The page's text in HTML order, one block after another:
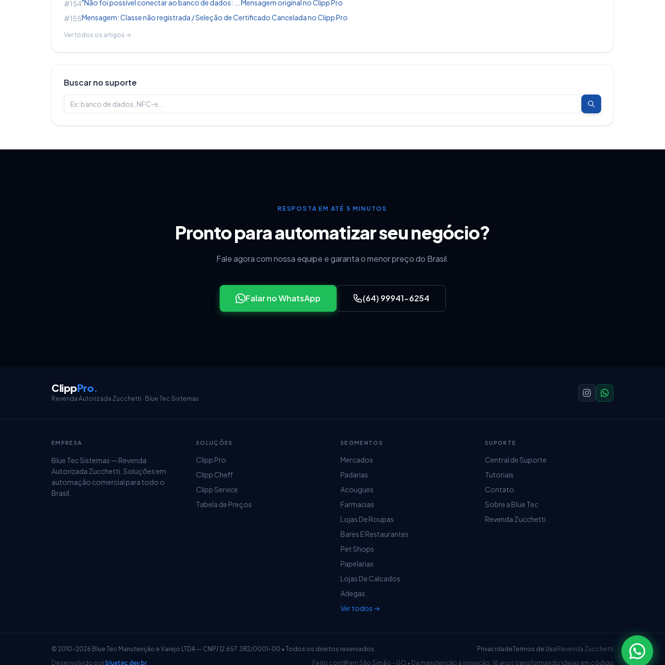
Relatórios Compras e Vendas (NF Compra e NF Venda)
Relatórios Caixa/Livro Caixa
Relatórios Contas a Receber e Contas a pagar
Receber
Pagar
#154"Não foi possível conectar ao banco de dados: ... Mensagem original no Clipp Pro
#155Mensagem: Classe não registrada / Seleção de Certificado Cancelada no Clipp Pro
Ver todos os artigos →
Buscar no suporte
RESPOSTA EM ATÉ 5 MINUTOS
Pronto para automatizar seu negócio?
Fale agora com nossa equipe e garanta o menor preço do Brasil.
Falar no WhatsApp (64) 99941-6254
ClippPro.
Revenda Autorizada Zucchetti · Blue Tec Sistemas
EMPRESA
Blue Tec Sistemas — Revenda
Autorizada Zucchetti. Soluções em
automação comercial para todo o
Brasil.
SOLUÇÕES
Clipp Pro
Clipp Cheff
Clipp Service
Tabela de Preços
SEGMENTOS
Mercados
Padarias
Acougues
Farmacias
Lojas De Roupas
Bares E Restaurantes
Pet Shops
Papelarias
Lojas De Calcados
Adegas
Ver todos →
SUPORTE
Central de Suporte
Tutoriais
Contato
Sobre a Blue Tec
Revenda Zucchetti
© 2010–2026 Blue Tec Manutenção e Varejo LTDA — CNPJ 12.657.382/0001-00 • Todos os direitos reservados PrivacidadeTermos de Uso Revenda Zucchetti
Desenvolvido por bluetec.dev.br Feito com💙em São Simão - GO • Da manutenção à inovação: 16 anos transformando ideias em código